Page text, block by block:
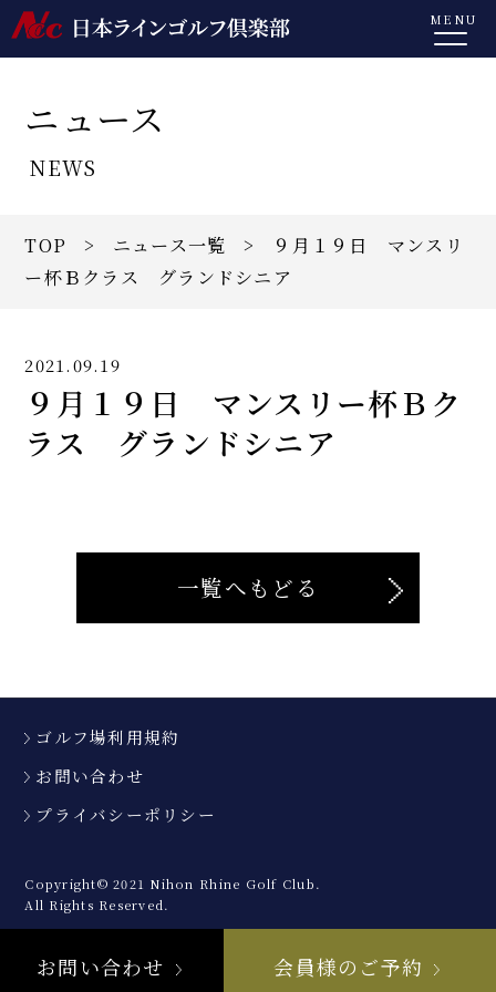
MENU
ニュース
NEWS
TOP > ニュース一覧 > ９月１９日 マンスリ
ー杯Ｂクラス グランドシニア
2021.09.19
９月１９日 マンスリー杯Ｂク
ラス グランドシニア
一覧へもどる
ゴルフ場利用規約
お問い合わせ
プライバシーポリシー
Copyright© 2021 Nihon Rhine Golf Club.
All Rights Reserved.
お問い合わせ 会員様のご予約